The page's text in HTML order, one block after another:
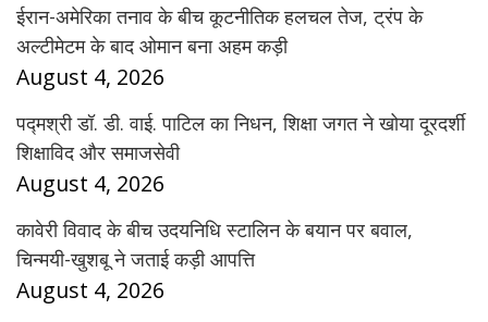
ईरान-अमेरिका तनाव के बीच कूटनीतिक हलचल तेज, ट्रंप के
अल्टीमेटम के बाद ओमान बना अहम कड़ी
August 4, 2026
पद्मश्री डॉ. डी. वाई. पाटिल का निधन, शिक्षा जगत ने खोया दूरदर्शी
शिक्षाविद और समाजसेवी
August 4, 2026
कावेरी विवाद के बीच उदयनिधि स्टालिन के बयान पर बवाल,
चिन्मयी-खुशबू ने जताई कड़ी आपत्ति
August 4, 2026